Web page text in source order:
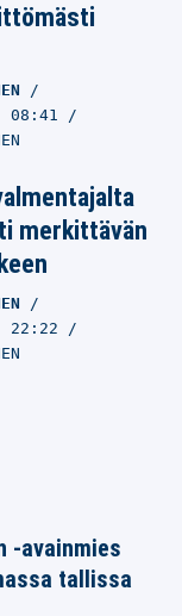
08:41
merkittävän
22:22
-avainmies
tallissa